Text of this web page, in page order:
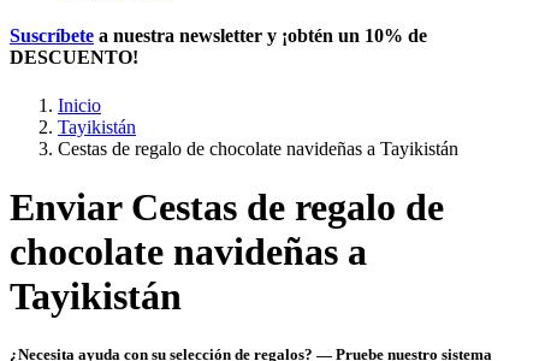
Suscríbete a nuestra newsletter y ¡obtén un 10% de
DESCUENTO!
Inicio
Tayikistán
Cestas de regalo de chocolate navideñas a Tayikistán
Enviar Cestas de regalo de
chocolate navideñas a
Tayikistán
¿Necesita ayuda con su selección de regalos? — Pruebe nuestro sistema